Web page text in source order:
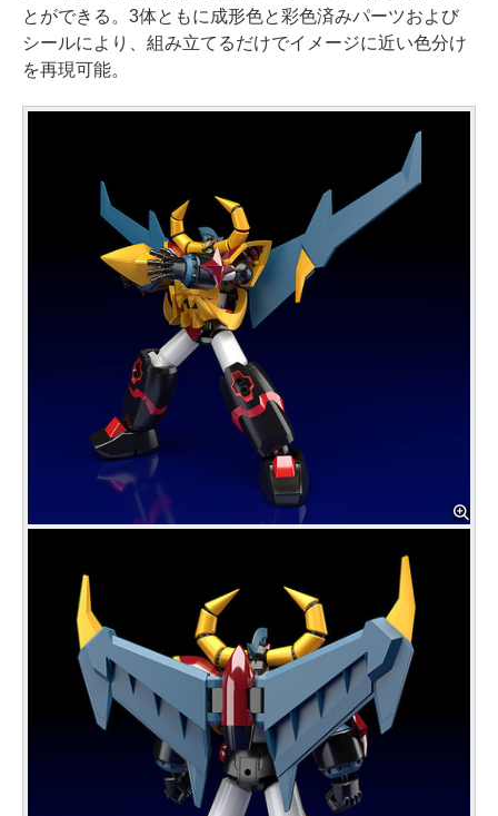
とができる。3体ともに成形色と彩色済みパーツおよび
シールにより、組み立てるだけでイメージに近い色分け
を再現可能。